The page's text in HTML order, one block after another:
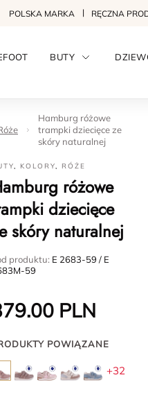
POLSKA MARKA RĘCZNA
BUTY
Hamburg różowe
trampki dziecięce ze
skóry naturalnej
, KOLORY, RÓŻE
różowe
dziecięce
skóry naturalnej
produktu: E 2683-59 / E
59
PLN
POWIĄZANE
+32